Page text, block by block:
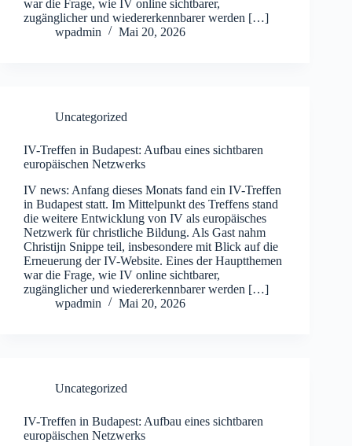
war die Frage, wie IV online sichtbarer,
zugänglicher und wiedererkennbarer werden […]
wpadmin
Mai 20, 2026
Uncategorized
IV-Treffen in Budapest: Aufbau eines sichtbaren
europäischen Netzwerks
IV news: Anfang dieses Monats fand ein IV-Treffen
in Budapest statt. Im Mittelpunkt des Treffens stand
die weitere Entwicklung von IV als europäisches
Netzwerk für christliche Bildung. Als Gast nahm
Christijn Snippe teil, insbesondere mit Blick auf die
Erneuerung der IV-Website. Eines der Hauptthemen
war die Frage, wie IV online sichtbarer,
zugänglicher und wiedererkennbarer werden […]
wpadmin
Mai 20, 2026
Uncategorized
IV-Treffen in Budapest: Aufbau eines sichtbaren
europäischen Netzwerks